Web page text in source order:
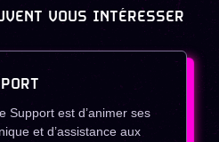
VOUS INTÉRESSER
Support est d’animer ses
et d’assistance aux